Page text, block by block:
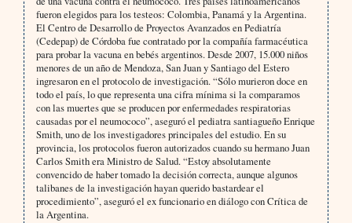
fueron elegidos para los testeos: Colombia, Panamá y la Argentina.
El Centro de Desarrollo de Proyectos Avanzados en Pediatría
(Cedepap) de Córdoba fue contratado por la compañía farmacéutica
para probar la vacuna en bebés argentinos. Desde 2007, 15.000 niños
menores de un año de Mendoza, San Juan y Santiago del Estero
ingresaron en el protocolo de investigación. “Sólo murieron doce en
todo el país, lo que representa una cifra mínima si la comparamos
con las muertes que se producen por enfermedades respiratorias
causadas por el neumococo”, aseguró el pediatra santiagueño Enrique
Smith, uno de los investigadores principales del estudio. En su
provincia, los protocolos fueron autorizados cuando su hermano Juan
Carlos Smith era Ministro de Salud. “Estoy absolutamente
convencido de haber tomado la decisión correcta, aunque algunos
talibanes de la investigación hayan querido bastardear el
procedimiento”, aseguró el ex funcionario en diálogo con Crítica de
la Argentina.